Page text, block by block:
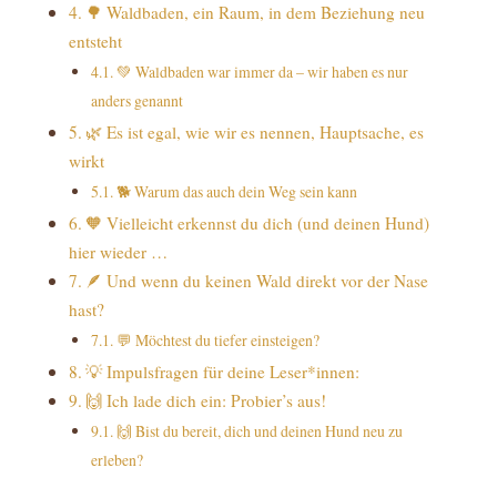
🌳 Waldbaden, ein Raum, in dem Beziehung neu
entsteht
💚 Waldbaden war immer da – wir haben es nur
anders genannt
🌿 Es ist egal, wie wir es nennen, Hauptsache, es
wirkt
🐕 Warum das auch dein Weg sein kann
🧡 Vielleicht erkennst du dich (und deinen Hund)
hier wieder …
🪶 Und wenn du keinen Wald direkt vor der Nase
hast?
💬 Möchtest du tiefer einsteigen?
💡 Impulsfragen für deine Leser*innen:
🙌 Ich lade dich ein: Probier’s aus!
🙌 Bist du bereit, dich und deinen Hund neu zu
erleben?